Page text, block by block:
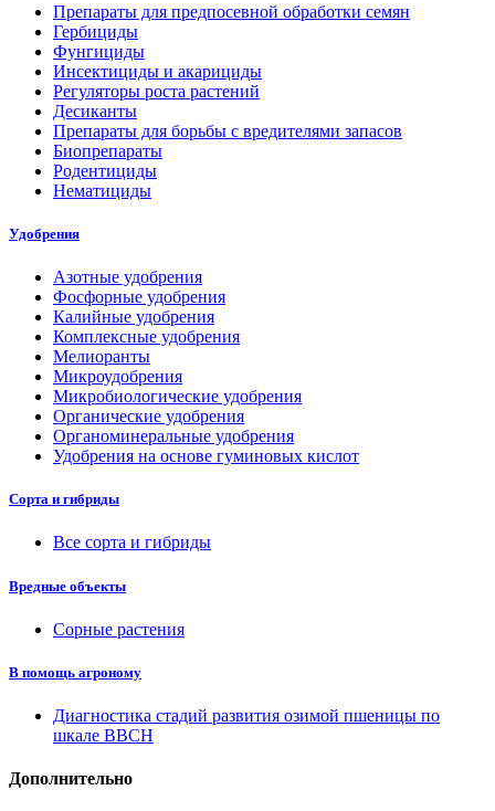
Препараты для предпосевной обработки семян
Гербициды
Фунгициды
Инсектициды и акарициды
Регуляторы роста растений
Десиканты
Препараты для борьбы с вредителями запасов
Биопрепараты
Родентициды
Нематициды
Удобрения
Азотные удобрения
Фосфорные удобрения
Калийные удобрения
Комплексные удобрения
Мелиоранты
Микроудобрения
Микробиологические удобрения
Органические удобрения
Органоминеральные удобрения
Удобрения на основе гуминовых кислот
Сорта и гибриды
Все сорта и гибриды
Вредные объекты
Сорные растения
В помощь агроному
Диагностика стадий развития озимой пшеницы по
шкале ВВСН
Дополнительно